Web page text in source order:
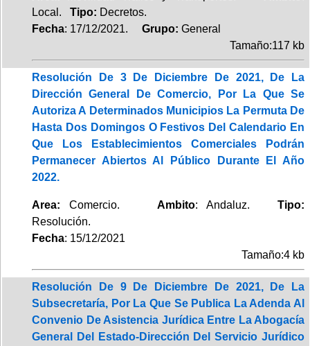
Local. Tipo: Decretos.
Fecha: 17/12/2021. Grupo: General
Tamaño:117 kb
Resolución De 3 De Diciembre De 2021, De La
Dirección General De Comercio, Por La Que Se
Autoriza A Determinados Municipios La Permuta De
Hasta Dos Domingos O Festivos Del Calendario En
Que Los Establecimientos Comerciales Podrán
Permanecer Abiertos Al Público Durante El Año
2022.
Area: Comercio. Ambito: Andaluz.Tipo:
Resolución.
Fecha: 15/12/2021
Tamaño:4 kb
Resolución De 9 De Diciembre De 2021, De La
Subsecretaría, Por La Que Se Publica La Adenda Al
Convenio De Asistencia Jurídica Entre La Abogacía
General Del Estado-Dirección Del Servicio Jurídico